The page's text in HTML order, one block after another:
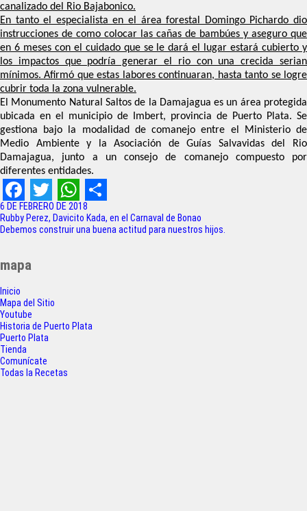
canalizado del Rio Bajabonico.
En tanto el especialista en el área forestal Domingo Pichardo dio
instrucciones de como colocar las cañas de bambúes y aseguro que
en 6 meses con el cuidado que se le dará el lugar estará cubierto y
los impactos que podría generar el rio con una crecida serian
mínimos. Afirmó que estas labores continuaran, hasta tanto se logre
cubrir toda la zona vulnerable.
El Monumento Natural Saltos de la Damajagua es un área protegida
ubicada en el municipio de Imbert, provincia de Puerto Plata. Se
gestiona bajo la modalidad de comanejo entre el Ministerio de
Medio Ambiente y la Asociación de Guías Salvavidas del Rio
Damajagua, junto a un consejo de comanejo compuesto por
diferentes entidades.
F
a
c
e
b
o
o
k
T
w
t
t
e
r
W
h
A
p
S
h
6 DE FEBRERO DE 2018
Navegación
de
Rubby Perez, Davicito Kada, en el Carnaval de Bonao
Debemos construir una buena actitud para nuestros hijos.
mapa
Inicio
Mapa del Sitio
Youtube
Historia de Puerto Plata
Puerto Plata
Tienda
Comunícate
Todas la Recetas